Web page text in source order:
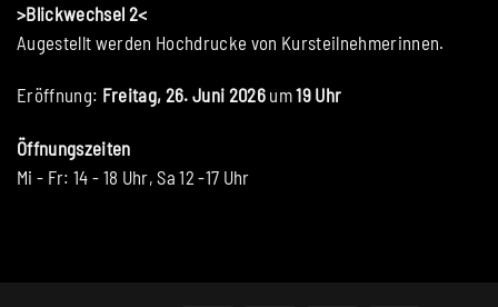
>Blickwechsel 2<
Augestellt werden Hochdrucke von Kursteilnehmerinnen.
Eröffnung: Freitag, 26. Juni 2026 um19 Uhr
Öffnungszeiten
Mi - Fr: 14 - 18 Uhr, Sa 12 -17 Uhr